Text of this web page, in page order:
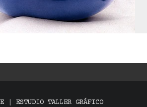
| ESTUDIO TALLER GRÁFICO